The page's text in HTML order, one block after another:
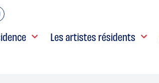
Les artistes résidents